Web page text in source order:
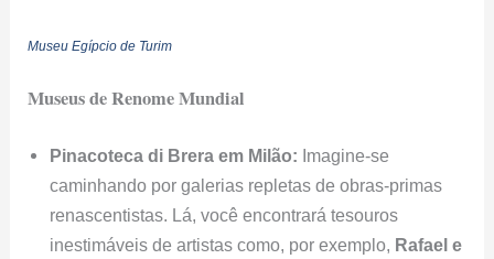
Museu Egípcio de Turim
Museus de Renome Mundial
Pinacoteca di Brera em Milão: Imagine-se
caminhando por galerias repletas de obras-primas
renascentistas. Lá, você encontrará tesouros
inestimáveis de artistas como, por exemplo, Rafael e